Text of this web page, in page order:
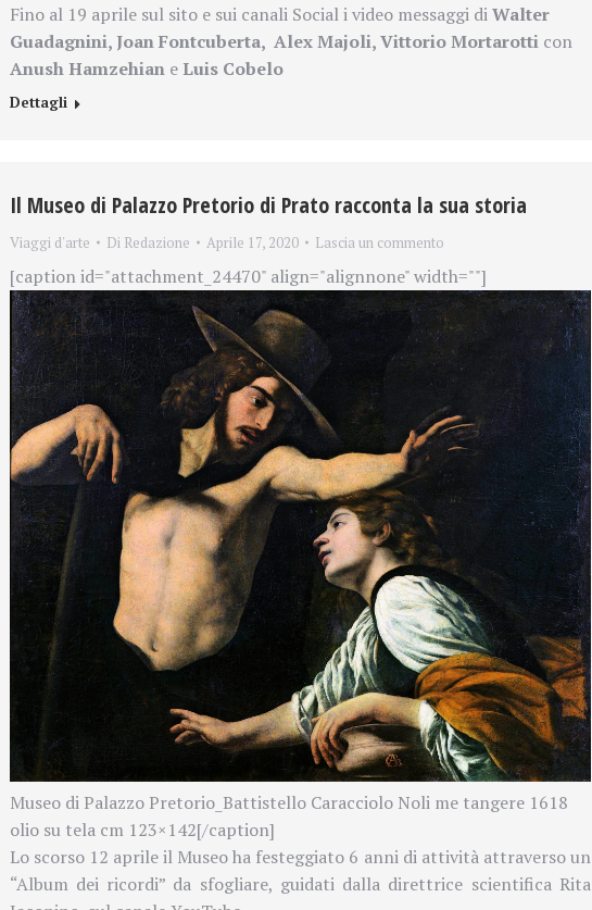
Fino al 19 aprile sul sito e sui canali Social i video messaggi diWalter
Guadagnini, Joan Fontcuberta, Alex Majoli, Vittorio Mortarotti con
Anush Hamzehian eLuis Cobelo
Dettagli
Il Museo di Palazzo Pretorio di Prato racconta la sua storia
Viaggi d'arte Di Redazione Aprile 17, 2020 Lascia un commento
[caption id="attachment_24470" align="alignnone" width=""]
Museo di Palazzo Pretorio_Battistello Caracciolo Noli me tangere 1618
olio su tela cm 123×142[/caption]
Lo scorso 12 aprile il Museoha festeggiato 6 anni di attività attraverso un
“Album dei ricordi” da sfogliare, guidati dalla direttrice scientifica Rita